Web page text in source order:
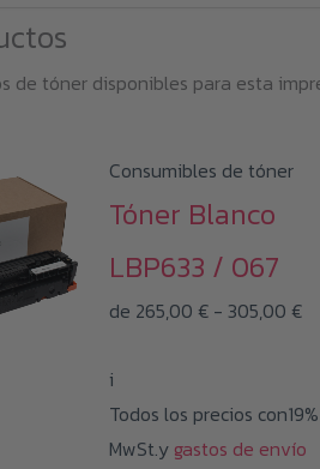
de tóner disponibles para esta
Consumibles de tóner
Tóner Blanco
LBP633 / 067
de 265,00 € - 305,00 €
i
Todos los precios con19%
MwSt.y gastos de envío